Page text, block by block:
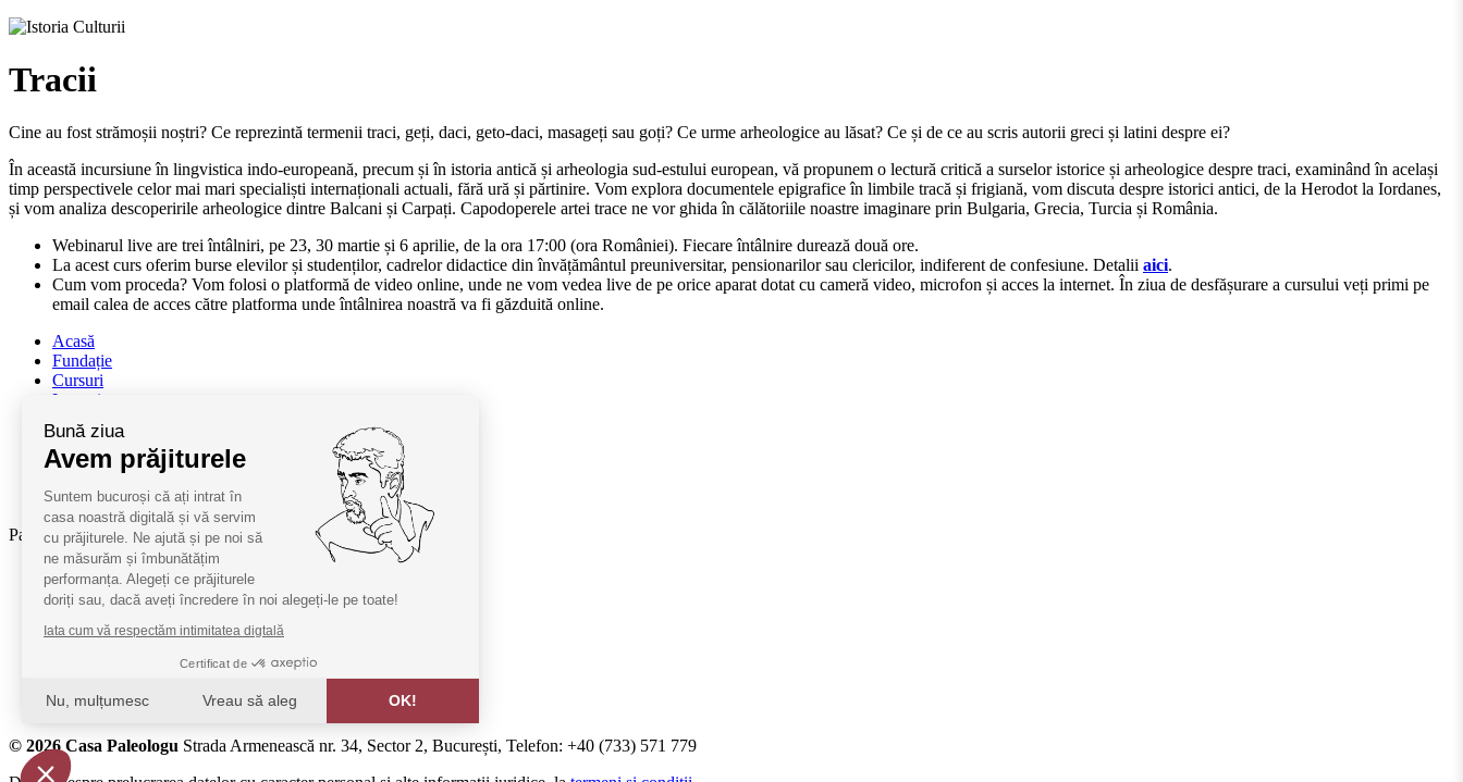
Tracii
Cine au fost strămoșii noștri? Ce reprezintă termenii traci, geți, daci, geto-daci, masageți sau goți? Ce urme arheologice au lăsat? Ce și de ce au scris autorii greci și latini despre ei?
În această incursiune în lingvistica indo-europeană, precum și în istoria antică și arheologia sud-estului european, vă propunem o lectură critică a surselor istorice și arheologice despre traci, examinând în același
timp perspectivele celor mai mari specialiști internaționali actuali, fără ură și părtinire. Vom explora documentele epigrafice în limbile tracă și frigiană, vom discuta despre istorici antici, de la Herodot la Iordanes,
și vom analiza descoperirile arheologice dintre Balcani și Carpați. Capodoperele artei trace ne vor ghida în călătoriile noastre imaginare prin Bulgaria, Grecia, Turcia și România.
Webinarul live are trei întâlniri, pe 23, 30 martie și 6 aprilie, de la ora 17:00 (ora României). Fiecare întâlnire durează două ore.
La acest curs oferim burse elevilor și studenților, cadrelor didactice din învățământul preuniversitar, pensionarilor sau clericilor, indiferent de confesiune. Detalii aici.
Cum vom proceda? Vom folosi o platformă de video online, unde ne vom vedea live de pe orice aparat dotat cu cameră video, microfon și acces la internet. În ziua de desfășurare a cursului veți primi pe
email calea de acces către platforma unde întâlnirea noastră va fi găzduită online.
Acasă
Fundație
Cursuri
Lectori
Termeni și condiții
Cum deveniți oaspeți
SAL ANPC
Parteneri:
Radio Guerilla
RSM Romania
Barrier România
KPMG
MobilPay
© 2026 Casa Paleologu Strada Armenească nr. 34, Sector 2, București, Telefon: +40 (733) 571 779
Bună ziua
Avem prăjiturele
Suntem bucuroși că ați intrat în
casa noastră digitală și vă servim
cu prăjiturele. Ne ajută și pe noi să
ne măsurăm și îmbunătățim
performanța. Alegeți ce prăjiturele
doriți sau, dacă aveți încredere în noi alegeți-le pe toate!
Iata cum vă respectăm intimitatea digtală
Certificat de
Nu, mulțumesc Vreau să aleg OK!
Axeptio consent
Platformă de Management al Consimțământului: Personalizați Opțiunile